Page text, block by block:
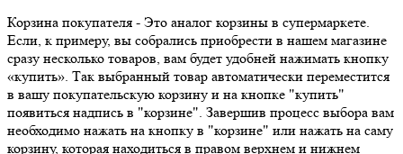
Корзина покупателя - Это аналог корзины в супермаркете.
Если, к примеру, вы собрались приобрести в нашем магазине
сразу несколько товаров, вам будет удобней нажимать кнопку
«купить». Так выбранный товар автоматически переместится
в вашу покупательскую корзину и на кнопке "купить"
появиться надпись в "корзине". Завершив процесс выбора вам
необходимо нажать на кнопку в "корзине" или нажать на саму
корзину, которая находиться в правом верхнем и нижнем